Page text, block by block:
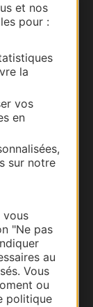
et nos
pour :
la
vos
en
sur notre
vous
"Ne pas
au
Vous
ou
politique